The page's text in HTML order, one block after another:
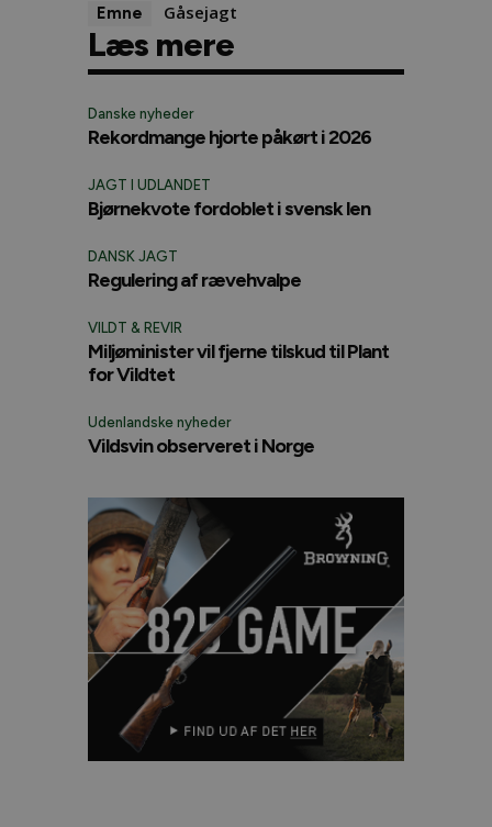
Emne Gåsejagt
Læs mere
Danske nyheder
Rekordmange hjorte påkørt i 2026
JAGT I UDLANDET
Bjørnekvote fordoblet i svensk len
DANSK JAGT
Regulering af rævehvalpe
VILDT & REVIR
Miljøminister vil fjerne tilskud til Plant
for Vildtet
Udenlandske nyheder
Vildsvin observeret i Norge